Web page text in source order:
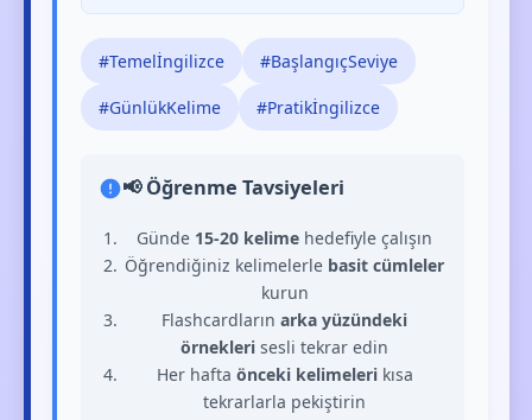
#Temelİngilizce #BaşlangıçSeviye
#GünlükKelime #Pratikİngilizce
📢 Öğrenme Tavsiyeleri
Günde 15-20 kelime hedefiyle çalışın
Öğrendiğiniz kelimelerle basit cümleler
kurun
Flashcardlarınarka yüzündeki
örnekleri sesli tekrar edin
Her hafta önceki kelimelerikısa
tekrarlarla pekiştirin